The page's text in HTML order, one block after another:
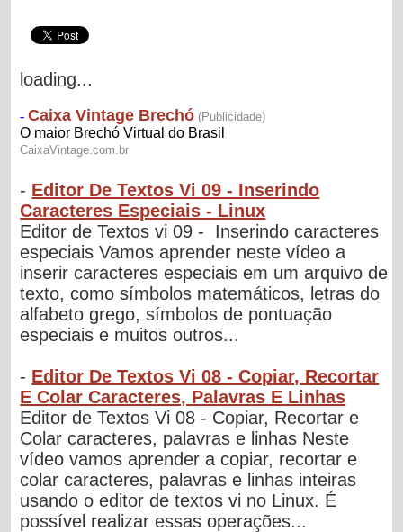
loading...
- Editor De Textos Vi 09 - Inserindo
Caracteres Especiais - Linux
Editor de Textos vi 09 - Inserindo caracteres
especiais Vamos aprender neste vídeo a
inserir caracteres especiais em um arquivo de
texto, como símbolos matemáticos, letras do
alfabeto grego, símbolos de pontuação
especiais e muitos outros...
- Editor De Textos Vi 08 - Copiar, Recortar
E Colar Caracteres, Palavras E Linhas
Editor de Textos Vi 08 - Copiar, Recortar e
Colar caracteres, palavras e linhas Neste
vídeo vamos aprender a copiar, recortar e
colar caracteres, palavras e linhas inteiras
usando o editor de textos vi no Linux. É
possível realizar essas operações...